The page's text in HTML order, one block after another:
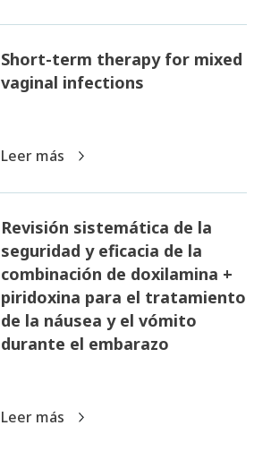
Short-term therapy for mixed
vaginal infections
Leer más
Revisión sistemática de la
seguridad y eficacia de la
combinación de doxilamina +
piridoxina para el tratamiento
de la náusea y el vómito
durante el embarazo
Leer más